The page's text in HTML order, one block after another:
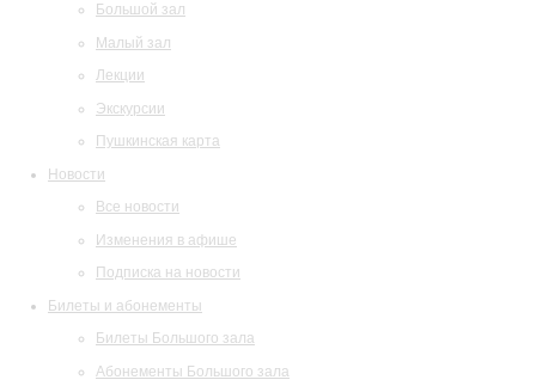
Большой зал
Малый зал
Лекции
Экскурсии
Пушкинская карта
Новости
Все новости
Изменения в афише
Подписка на новости
Билеты и абонементы
Билеты Большого зала
Абонементы Большого зала